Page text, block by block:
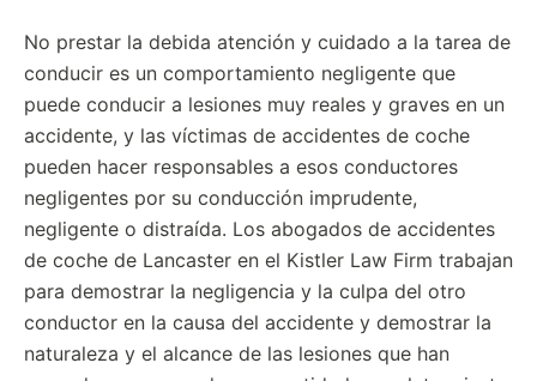
No prestar la debida atención y cuidado a la tarea de
conducir es un comportamiento negligente que
puede conducir a lesiones muy reales y graves en un
accidente, y las víctimas de accidentes de coche
pueden hacer responsables a esos conductores
negligentes por su conducción imprudente,
negligente o distraída. Los abogados de accidentes
de coche de Lancaster en el Kistler Law Firm trabajan
para demostrar la negligencia y la culpa del otro
conductor en la causa del accidente y demostrar la
naturaleza y el alcance de las lesiones que han